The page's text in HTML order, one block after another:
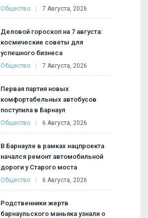
Общество 7 Августа, 2026
Деловой гороскоп на 7 августа:
космические советы для
успешного бизнеса
Общество 7 Августа, 2026
Первая партия новых
комфортабельных автобусов
поступила в Барнаул
Общество 6 Августа, 2026
В Барнауле в рамках нацпроекта
начался ремонт автомобильной
дороги у Старого моста
Общество 6 Августа, 2026
Родственники жертв
барнаульского маньяка узнали о